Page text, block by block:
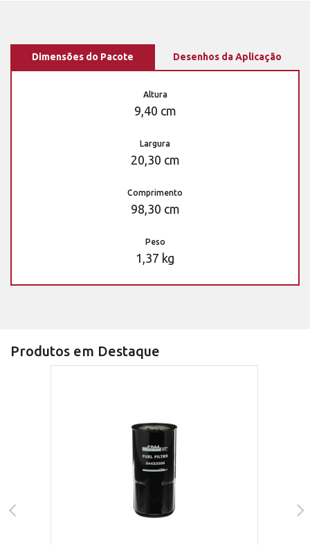
Dimensões do Pacote Desenhos da Aplicação
Altura
9,40 cm
Largura
20,30 cm
Comprimento
98,30 cm
Peso
1,37 kg
Produtos em Destaque